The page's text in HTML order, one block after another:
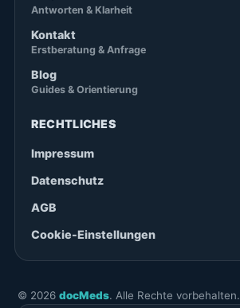
Antworten & Klarheit
Kontakt
Erstberatung & Anfrage
Blog
Guides & Orientierung
RECHTLICHES
Impressum
Datenschutz
AGB
Cookie-Einstellungen
© 2026 docMeds. Alle Rechte vorbehalten.